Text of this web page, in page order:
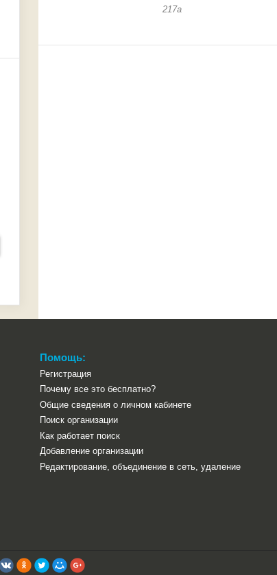
217а
Помощь:
Регистрация
Почему все это бесплатно?
Общие сведения о личном кабинете
Поиск организации
Как работает поиск
Добавление организации
Редактирование, объединение в сеть, удаление